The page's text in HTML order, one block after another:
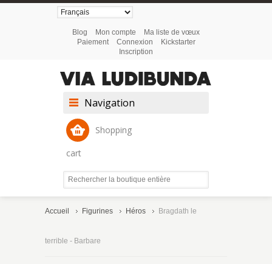
Blog Mon compte
Ma liste de vœux
Paiement
Connexion
Kickstarter
Inscription
Navigation
Shopping
cart
Accueil Figurines Héros Bragdath le
terrible - Barbare